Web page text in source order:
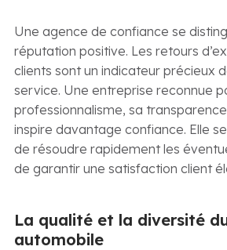
Une agence de confiance se
réputation positive. Les retours
clients sont un indicateur précieux
service. Une entreprise reconnue
professionnalisme, sa
inspire davantage confiance. Elle
de résoudre rapidement les
de garantir une satisfaction client
La qualité et la diversité
automobile